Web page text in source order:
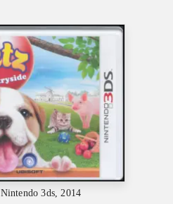
Nintendo 3ds, 2014